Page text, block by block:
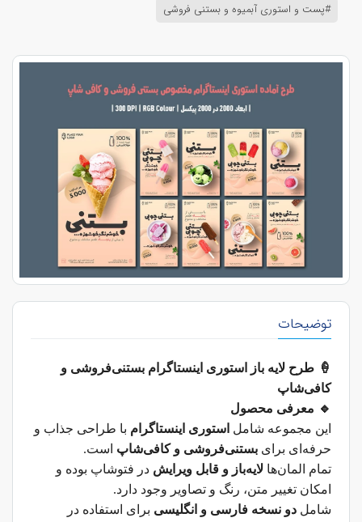
#پست و استوری آبمیوه و بستنی فروشی
توضیحات
🍦 طرح لایه باز استوری اینستاگرام بستنی‌فروشی و
کافی‌شاپ
🔹 معرفی محصول
این مجموعه شامل استوری اینستاگرام با طراحی جذاب و
حرفه‌ای برای بستنی‌فروشی و کافی‌شاپ است.
تمام المان‌ها لایه‌باز و قابل ویرایش در فتوشاپ بوده و
امکان تغییر متن، رنگ و تصاویر وجود دارد.
شامل دو نسخه فارسی و انگلیسی برای استفاده در